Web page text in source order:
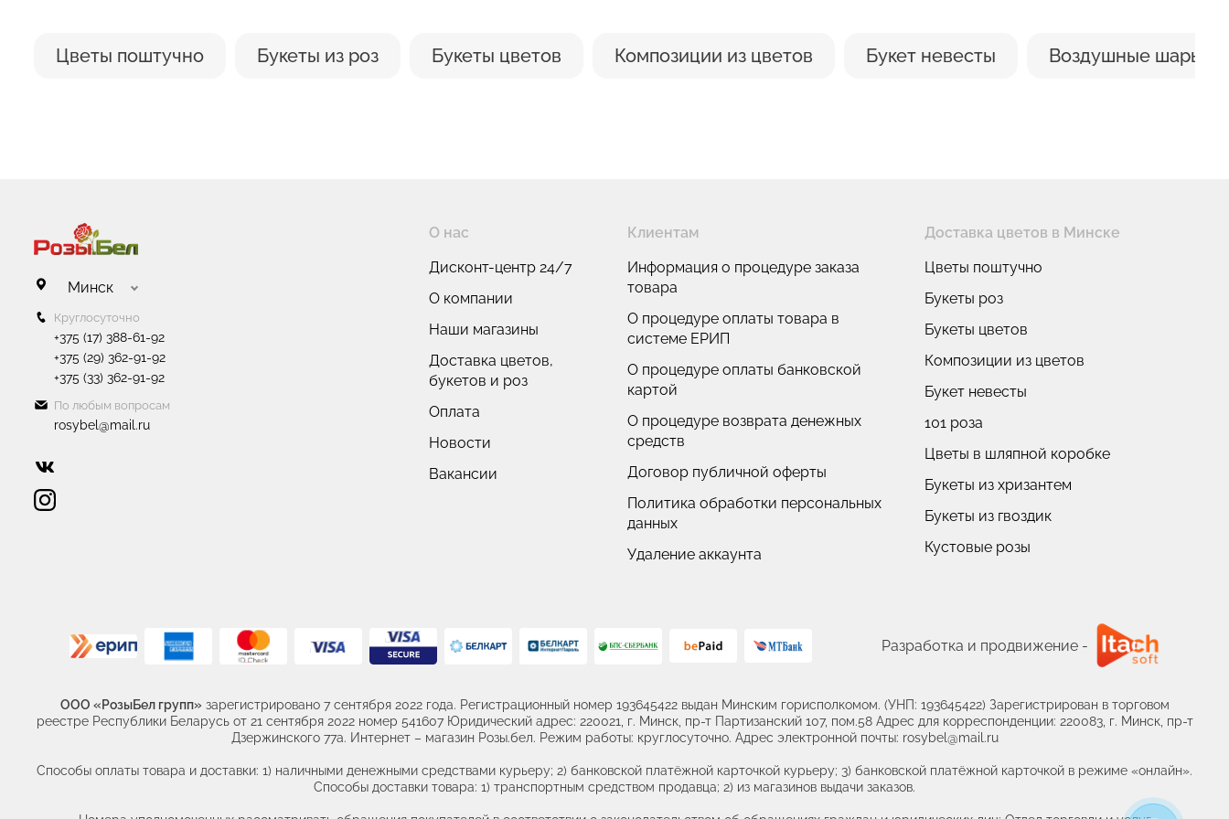
Цветы поштучно Букеты из роз Букеты цветов Композиции из цветов Букет невесты Воздушные шары
Минск
Круглосуточно
+375 (17) 388-61-92
+375 (29) 362-91-92
+375 (33) 362-91-92
По любым вопросам
rosybel@mail.ru
О нас
Дисконт-центр 24/7
О компании
Наши магазины
Доставка цветов,
букетов и роз
Оплата
Новости
Вакансии
Клиентам
Информация о процедуре заказа
товара
О процедуре оплаты товара в
системе ЕРИП
О процедуре оплаты банковской
картой
О процедуре возврата денежных
средств
Договор публичной оферты
Политика обработки персональных
данных
Удаление аккаунта
Доставка цветов в Минске
Цветы поштучно
Букеты роз
Букеты цветов
Композиции из цветов
Букет невесты
101 роза
Цветы в шляпной коробке
Букеты из хризантем
Букеты из гвоздик
Кустовые розы
Разработка и продвижение -
ООО «РозыБел групп» зарегистрировано 7 сентября 2022 года. Регистрационный номер 193645422 выдан Минским горисполкомом. (УНП: 193645422) Зарегистрирован в торговом
реестре Республики Беларусь от 21 сентября 2022 номер 541607 Юридический адрес: 220021, г. Минск, пр-т Партизанский 107, пом.58 Адрес для корреспонденции: 220083, г. Минск, пр-т
Дзержинского 77а. Интернет – магазин Розы.бел. Режим работы: круглосуточно. Адрес электронной почты: rosybel@mail.ru
Способы оплаты товара и доставки: 1) наличными денежными средствами курьеру; 2) банковской платёжной карточкой курьеру; 3) банковской платёжной карточкой в режиме «онлайн».
Способы доставки товара: 1) транспортным средством продавца; 2) из магазинов выдачи заказов.